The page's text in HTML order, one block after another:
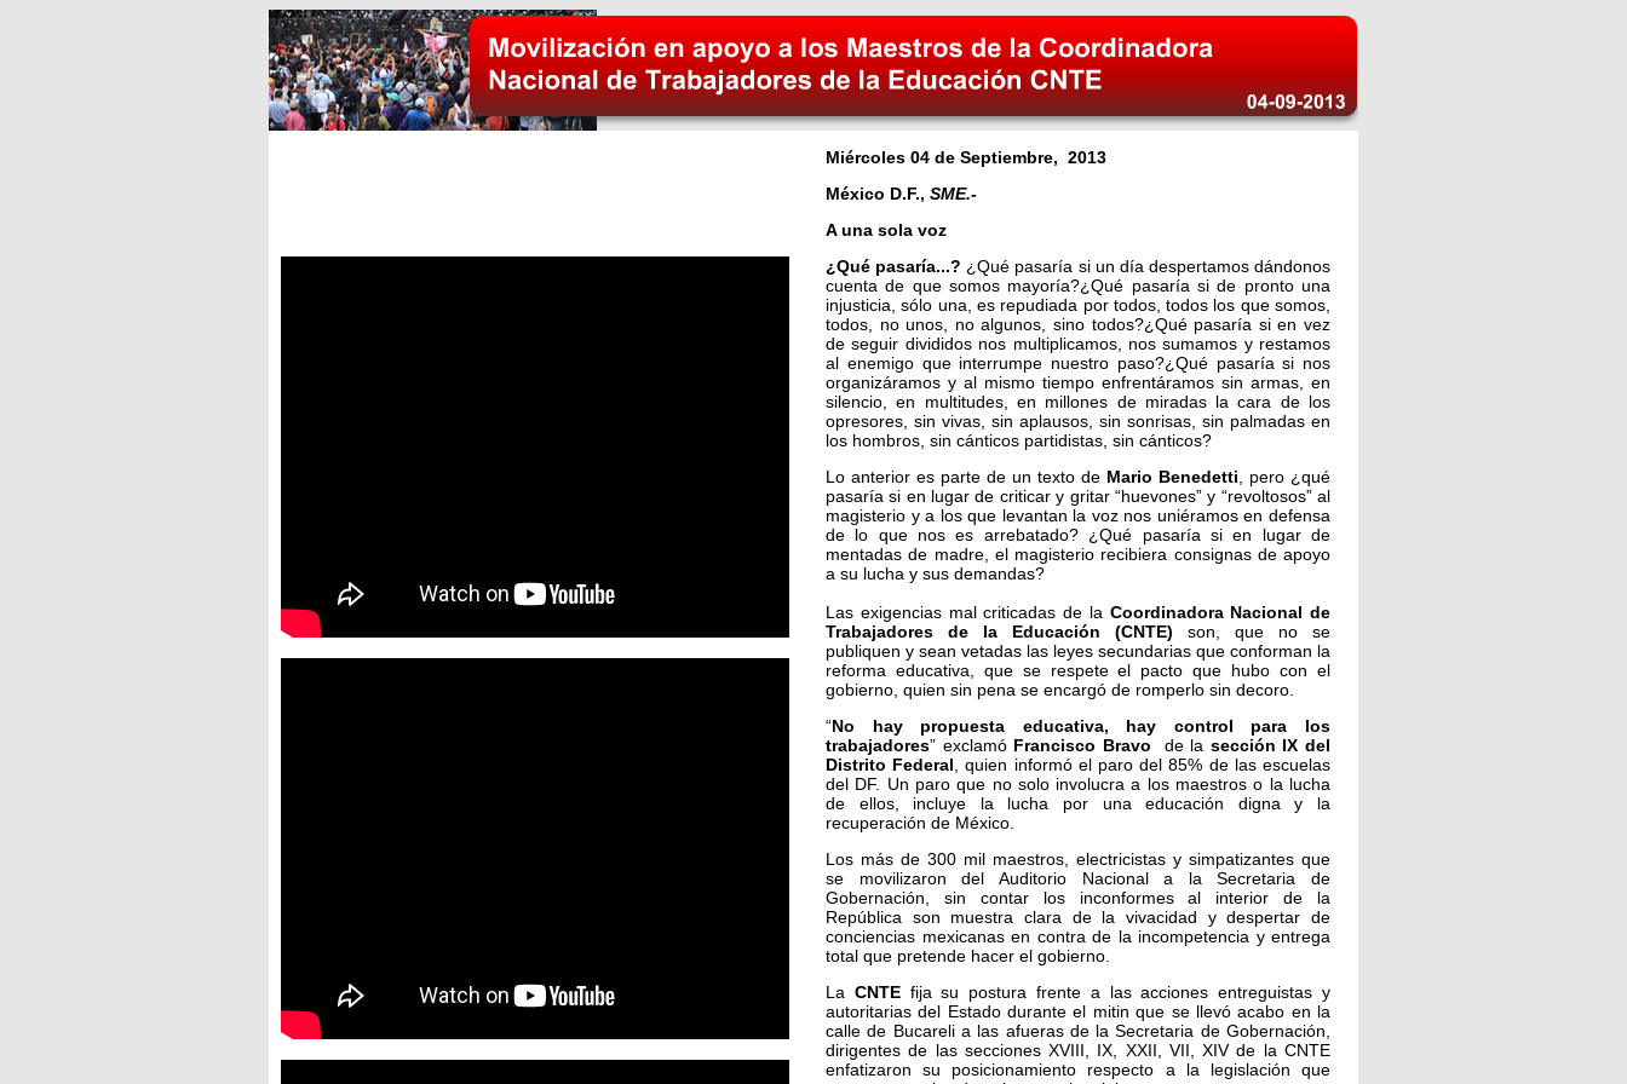
Miércoles 04 de Septiembre, 2013
México D.F., SME.-
A una sola voz
¿Qué pasaría...? ¿Qué pasaría si un día despertamos dándonos
cuenta de que somos mayoría?¿Qué pasaría si de pronto una
injusticia, sólo una, es repudiada por todos, todos los que somos,
todos, no unos, no algunos, sino todos?¿Qué pasaría si en vez
de seguir divididos nos multiplicamos, nos sumamos y restamos
al enemigo que interrumpe nuestro paso?¿Qué pasaría si nos
organizáramos y al mismo tiempo enfrentáramos sin armas, en
silencio, en multitudes, en millones de miradas la cara de los
opresores, sin vivas, sin aplausos, sin sonrisas, sin palmadas en
los hombros, sin cánticos partidistas, sin cánticos?
Lo anterior es parte de un texto de Mario Benedetti , pero ¿qué
pasaría si en lugar de criticar y gritar “huevones” y “revoltosos” al
magisterio y a los que levantan la voz nos uniéramos en defensa
de lo que nos es arrebatado? ¿Qué pasaría si en lugar de
mentadas de madre, el magisterio recibiera consignas de apoyo
a su lucha y sus demandas?
Las exigencias mal criticadas de la Coordinadora Nacional de
Trabajadores de la Educación (CNTE) son, que no se
publiquen y sean vetadas las leyes secundarias que conforman la
reforma educativa, que se respete el pacto que hubo con el
gobierno, quien sin pena se encargó de romperlo sin decoro.
“No hay propuesta educativa, hay control para los
trabajadores” exclamó Francisco Bravo de la sección IX del
Distrito Federal , quien informó el paro del 85% de las escuelas
del DF. Un paro que no solo involucra a los maestros o la lucha
de ellos, incluye la lucha por una educación digna y la
recuperación de México.
Los más de 300 mil maestros, electricistas y simpatizantes que
se movilizaron del Auditorio Nacional a la Secretaria de
Gobernación, sin contar los inconformes al interior de la
República son muestra clara de la vivacidad y despertar de
conciencias mexicanas en contra de la incompetencia y entrega
total que pretende hacer el gobierno.
La CNTEfija su postura frente a las acciones entreguistas y
autoritarias del Estado durante el mitin que se llevó acabo en la
calle de Bucareli a las afueras de la Secretaria de Gobernación,
dirigentes de las secciones XVIII, IX, XXII, VII, XIV de la CNTE
enfatizaron su posicionamiento respecto a la legislación que